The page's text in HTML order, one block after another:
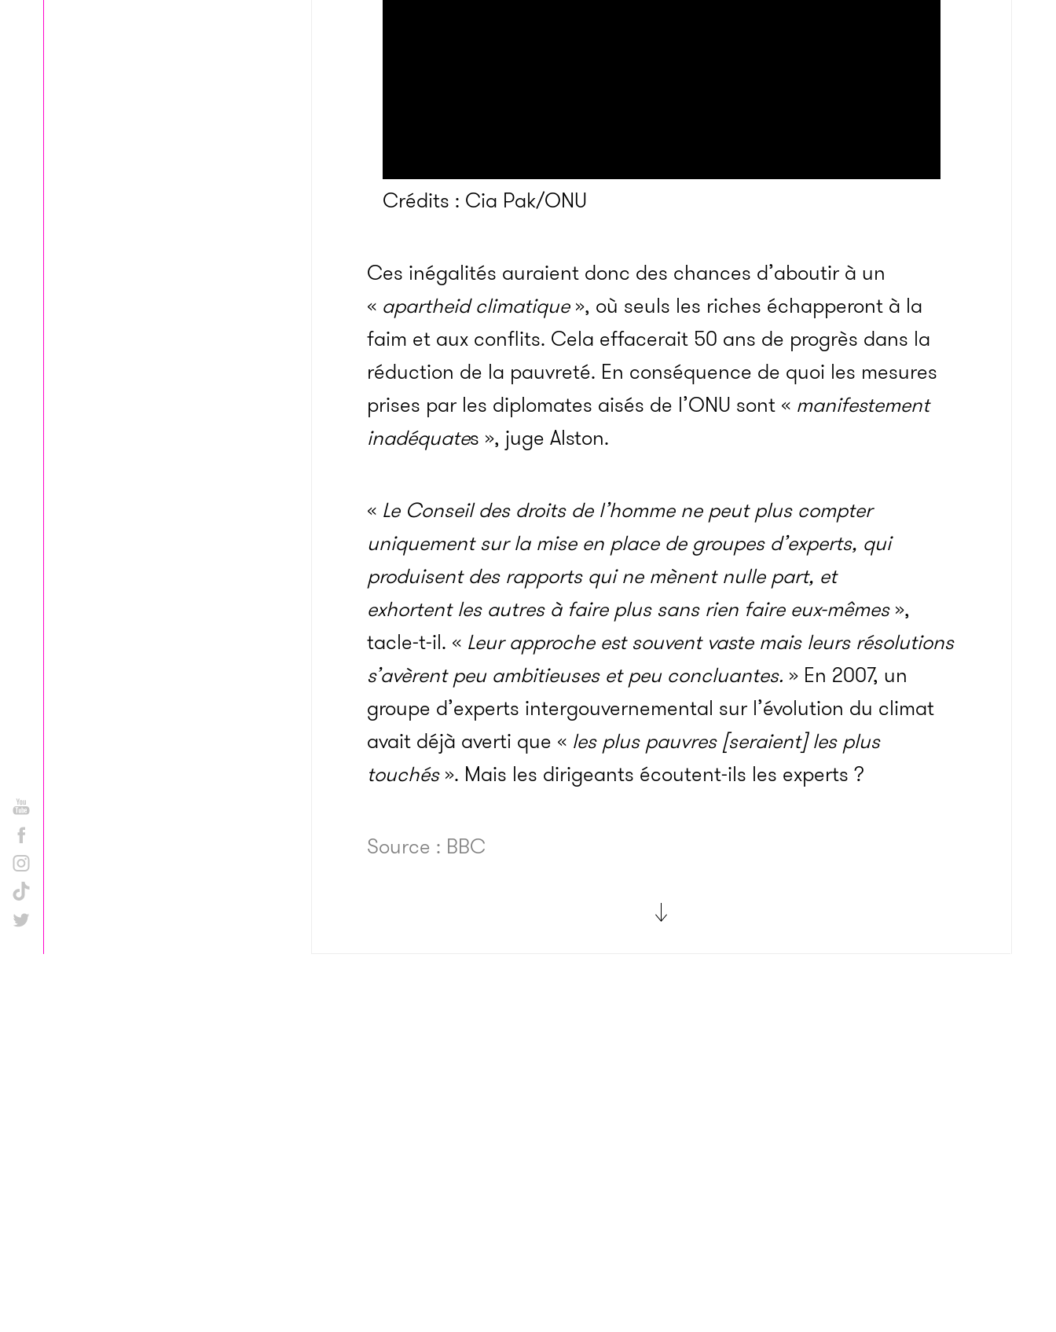
Crédits : Cia Pak/ONU
Ces inégalités auraient donc des chances d’aboutir à un
« apartheid climatique», où seuls les riches échapperont à la
faim et aux conflits. Cela effacerait 50 ans de progrès dans la
réduction de la pauvreté. En conséquence de quoi les mesures
prises par les diplomates aisés de l’ONU sont « manifestement
inadéquates », juge Alston.
« Le Conseil des droits de l’homme ne peut plus compter
uniquement sur la mise en place de groupes d’experts, qui
produisent desrapports qui ne mènent nulle part, et
exhortentles autres à faire plus sans rien faire eux-mêmes»,
tacle-t-il. « Leur approche est souvent vaste mais leurs résolutions
s’avèrent peu ambitieuses et peu concluantes. » En 2007, un
groupe d’experts intergouvernemental sur l’évolution du climat
avait déjà averti que « les plus pauvres [seraient] les plus
touchés». Mais les dirigeants écoutent-ils les experts ?
Source : BBC